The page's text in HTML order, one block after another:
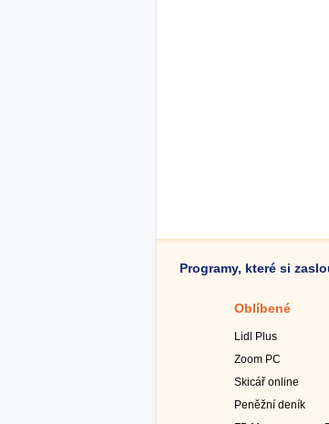
Programy, které si
Oblíbené
Lidl Plus
Zoom PC
Skicář online
Peněžní deník